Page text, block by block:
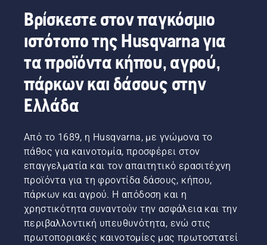
Βρίσκεστε στον παγκόσμιο
ιστότοπο της Husqvarna για
τα προϊόντα κήπου, αγρού,
πάρκων και δάσους στην
Ελλάδα
Από το 1689, η Husqvarna, με γνώμονα το
πάθος για καινοτομία, προσφέρει στον
επαγγελματία και τον απαιτητικό ερασιτέχνη
προϊόντα για τη φροντίδα δάσους, κήπου,
πάρκων και αγρού. Η απόδοση και η
χρηστικότητα συναντούν την ασφάλεια και την
περιβαλλοντική υπευθυνότητα, ενώ στις
πρωτοποριακές καινοτομίες μας πρωτοστατεί